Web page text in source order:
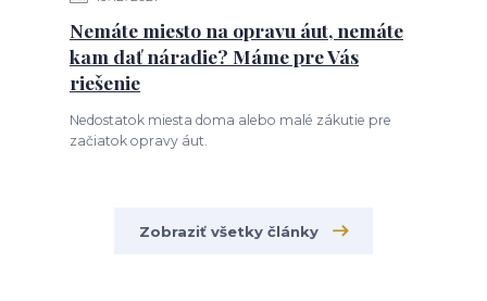
Nemáte miesto na opravu áut, nemáte
kam dať náradie? Máme pre Vás
riešenie
Nedostatok miesta doma alebo malé zákutie pre
začiatok opravy áut.
Zobraziť všetky články